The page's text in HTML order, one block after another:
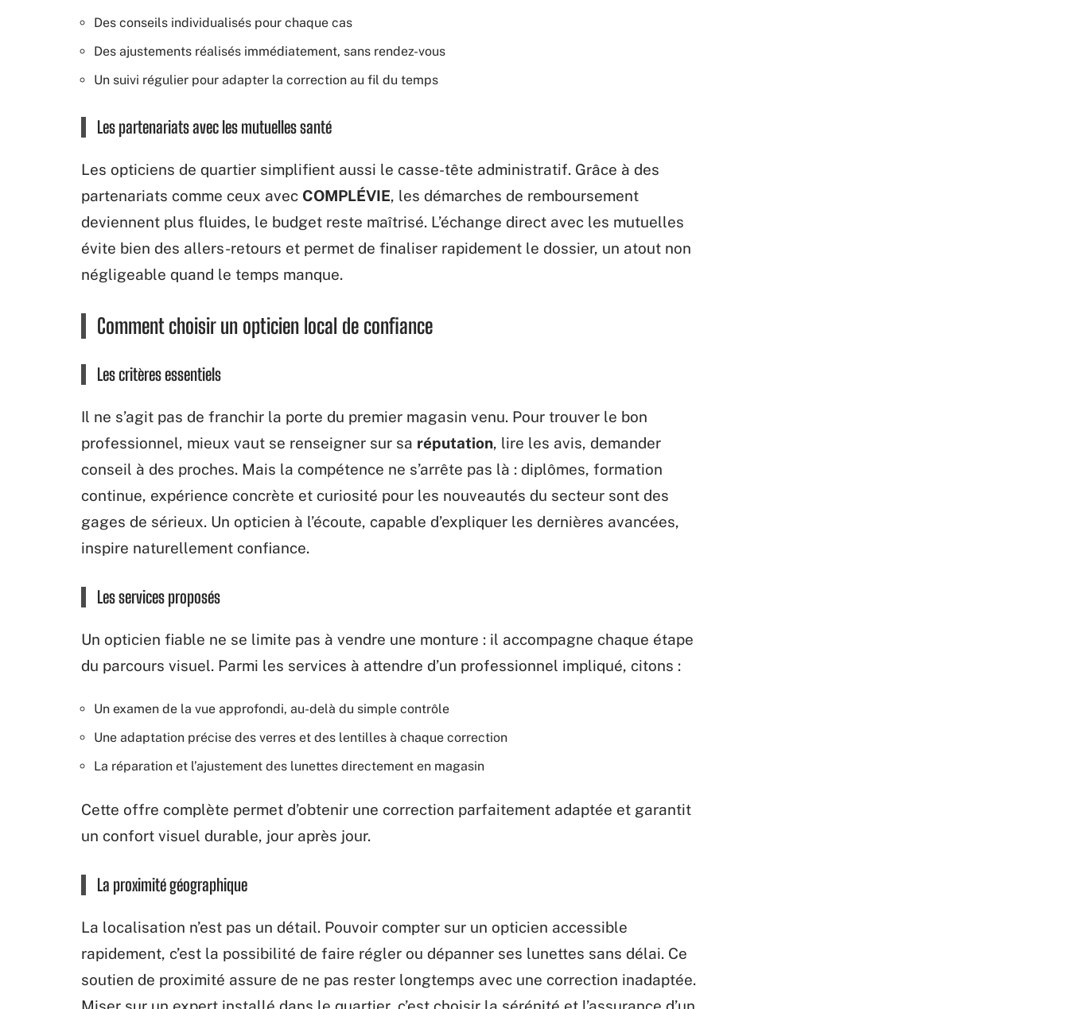
Des conseils individualisés pour chaque cas
Des ajustements réalisés immédiatement, sans rendez-vous
Un suivi régulier pour adapter la correction au fil du temps
Les partenariats avec les mutuelles santé
Les opticiens de quartier simplifient aussi le casse-tête administratif. Grâce à des
partenariats comme ceux avec COMPLÉVIE, les démarches de remboursement
deviennent plus fluides, le budget reste maîtrisé. L’échange direct avec les mutuelles
évite bien des allers-retours et permet de finaliser rapidement le dossier, un atout non
négligeable quand le temps manque.
Comment choisir un opticien local de confiance
Les critères essentiels
Il ne s’agit pas de franchir la porte du premier magasin venu. Pour trouver le bon
professionnel, mieux vaut se renseigner sur sa réputation, lire les avis, demander
conseil à des proches. Mais la compétence ne s’arrête pas là : diplômes, formation
continue, expérience concrète et curiosité pour les nouveautés du secteur sont des
gages de sérieux. Un opticien à l’écoute, capable d’expliquer les dernières avancées,
inspire naturellement confiance.
Les services proposés
Un opticien fiable ne se limite pas à vendre une monture : il accompagne chaque étape
du parcours visuel. Parmi les services à attendre d’un professionnel impliqué, citons :
Un examen de la vue approfondi, au-delà du simple contrôle
Une adaptation précise des verres et des lentilles à chaque correction
La réparation et l’ajustement des lunettes directement en magasin
Cette offre complète permet d’obtenir une correction parfaitement adaptée et garantit
un confort visuel durable, jour après jour.
La proximité géographique
La localisation n’est pas un détail. Pouvoir compter sur un opticien accessible
rapidement, c’est la possibilité de faire régler ou dépanner ses lunettes sans délai. Ce
soutien de proximité assure de ne pas rester longtemps avec une correction inadaptée.
Miser sur un expert installé dans le quartier, c’est choisir la sérénité et l’assurance d’un